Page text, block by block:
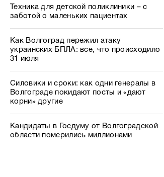
Техника для детской поликлиники – с
заботой о маленьких пациентах
Как Волгоград пережил атаку
украинских БПЛА: все, что происходило
31 июля
Силовики и сроки: как одни генералы в
Волгограде покидают посты и «дают
корни» другие
Кандидаты в Госдуму от Волгоградской
области померились миллионами